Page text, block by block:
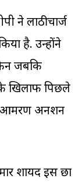
ने लाठीचार्ज
है. उन्होंने
जबकि
खिलाफ पिछले
आमरण अनशन
शायद इस छात्र